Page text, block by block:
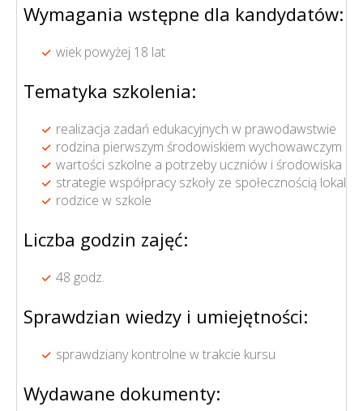
Wymagania wstępne dla kandydatów:
wiek powyżej 18 lat
Tematyka szkolenia:
realizacja zadań edukacyjnych w prawodawstwie
rodzina pierwszym środowiskiem wychowawczym
wartości szkolne a potrzeby uczniów i środowiska
strategie współpracy szkoły ze społecznością lokalną
rodzice w szkole
Liczba godzin zajęć:
48 godz.
Sprawdzian wiedzy i umiejętności:
sprawdziany kontrolne w trakcie kursu
Wydawane dokumenty: